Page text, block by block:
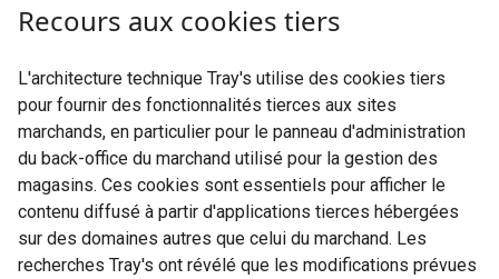
Recours aux cookies tiers
L'architecture technique Tray's utilise des cookies tiers
pour fournir des fonctionnalités tierces aux sites
marchands, en particulier pour le panneau d'administration
du back-office du marchand utilisé pour la gestion des
magasins. Ces cookies sont essentiels pour afficher le
contenu diffusé à partir d'applications tierces hébergées
sur des domaines autres que celui du marchand. Les
recherches Tray's ont révélé que les modifications prévues